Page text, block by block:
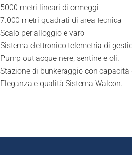
5000 metri lineari di ormeggi
7.000 metri quadrati di area tecnica
Scalo per alloggio e varo
Sistema elettronico telemetria di
Pump out acque nere, sentine e oli.
Stazione di bunkeraggio con
Eleganza e qualità Sistema Walcon.